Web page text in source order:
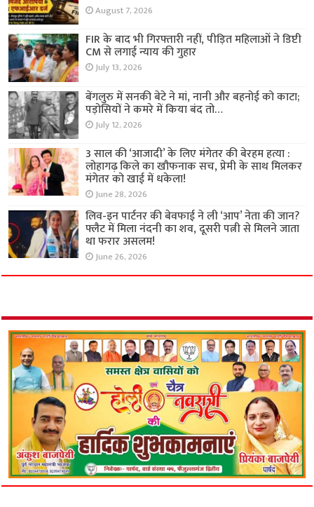
August 7, 2026
FIR के बाद भी गिरफ्तारी नहीं, पीड़ित महिलाओं ने डिप्टी
CM से लगाई न्याय की गुहार
July 13, 2026
बेंगलुरु में सनकी बेटे ने मां, नानी और बहनोई को काटा;
पड़ोसियों ने कमरे में किया बंद तो…
July 12, 2026
3 साल की ‘आजादी’ के लिए मंगेतर की बेरहम हत्या :
लोहागढ़ किले का खौफनाक सच, प्रेमी के साथ मिलकर
मंगेतर को खाई में धकेला!
June 28, 2026
लिव-इन पार्टनर की बेवफाई ने ली ‘आप’ नेता की जान?
फ्लैट में मिला नंदनी का शव, दूसरी पत्नी से मिलने जाता
था फरार असलम!
June 26, 2026